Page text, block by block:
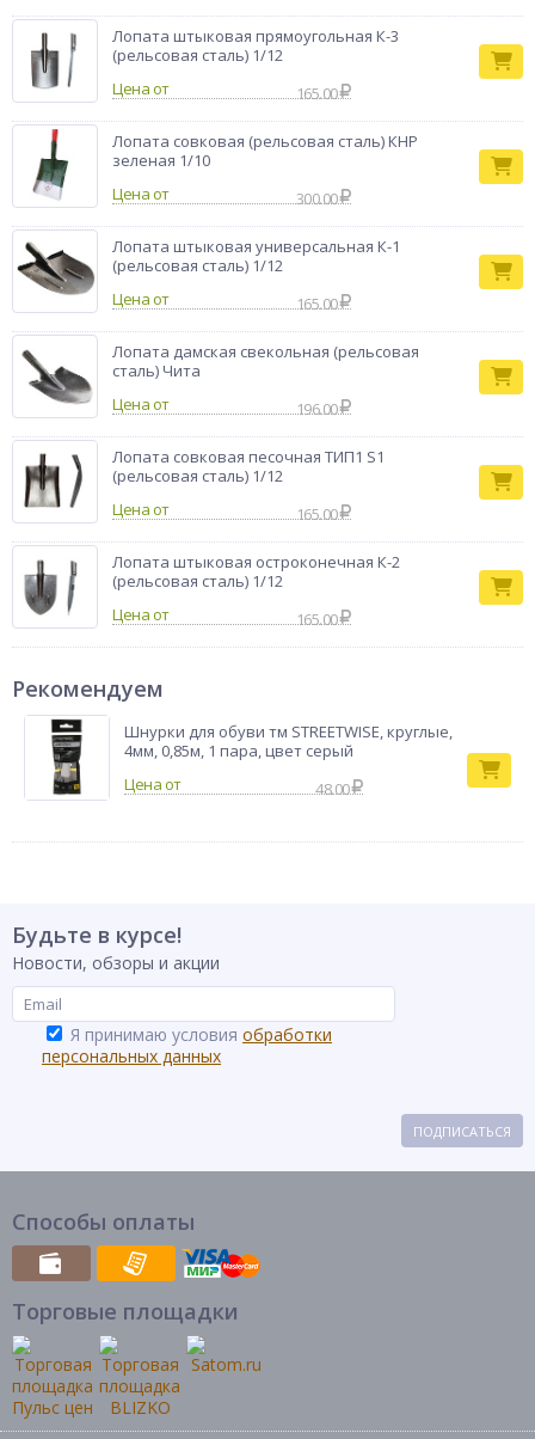
Материал полотна: рельсовая сталь Р75, Р65 (марка стали
М76 ГОСТ 24182-80)Лопата штыковая прямоугольная К-3
(рельсовая сталь) 1/12
Цена от
165.00
Лопата совковая (рельсовая сталь) КНР
зеленая 1/10
Цена от
300.00
Лопата штыковая универсальная К-1
(рельсовая сталь) 1/12
Цена от
165.00
Лопата дамская свекольная (рельсовая
сталь) Чита
Цена от
196.00
Лопата совковая песочная ТИП1 S1
(рельсовая сталь) 1/12
Цена от
165.00
Лопата штыковая остроконечная К-2
(рельсовая сталь) 1/12
Цена от
165.00
Рекомендуем
Шнурки для обуви тм STREETWISE, круглые,
4мм, 0,85м, 1 пара, цвет серый
48.00
Будьте в курсе!
Новости, обзоры и акции
Я принимаю условия обработки
персональных данных
ПОДПИСАТЬСЯ
Способы оплаты
Торговые площадки